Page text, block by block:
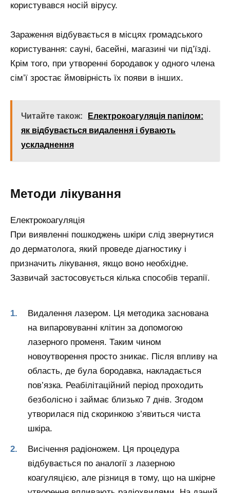
користувався носій вірусу.
Зараження відбувається в місцях громадського
користування: сауні, басейні, магазині чи під’їзді.
Крім того, при утворенні бородавок у одного члена
сім’ї зростає ймовірність їх появи в інших.
Читайте також:
Електрокоагуляція папілом:
як відбувається видалення і бувають
ускладнення
Методи лікування
Електрокоагуляція
При виявленні пошкоджень шкіри слід звернутися
до дерматолога, який проведе діагностику і
призначить лікування, якщо воно необхідне.
Зазвичай застосовується кілька способів терапії.
Видалення лазером. Ця методика заснована
на випаровуванні клітин за допомогою
лазерного променя. Таким чином
новоутворення просто зникає. Після впливу на
область, де була бородавка, накладається
пов’язка. Реабілітаційний період проходить
безболісно і займає близько 7 днів. Згодом
утворилася під скоринкою з’явиться чиста
шкіра.
Висічення радіоножем. Ця процедура
відбувається по аналогії з лазерною
коагуляцією, але різниця в тому, що на шкірне